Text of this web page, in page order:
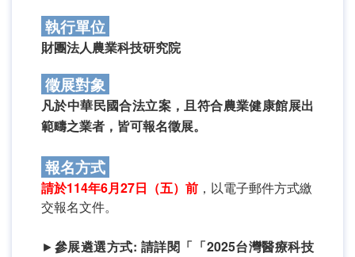
執行單位
財團法人農業科技研究院
徵展對象
凡於中華民國合法立案，且符合農業健康館展出
範疇之業者，皆可報名徵展。
報名方式
請於114年6月27日（五）前 ，以電子郵件方式繳
交報名文件。
►參展遴選方式: 請詳閱「「2025台灣醫療科技